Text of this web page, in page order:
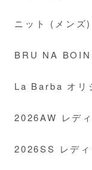
ニット (メンズ)
BRU NA
La Barba オリ
2026AW レデ
2026SS レディ